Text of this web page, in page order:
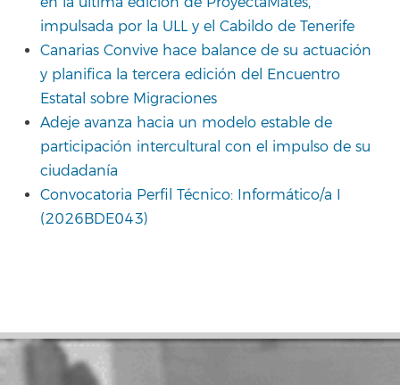
impulsada por la ULL y el Cabildo de Tenerife
Canarias Convive hace balance de su actuación
y planifica la tercera edición del Encuentro
Estatal sobre Migraciones
Adeje avanza hacia un modelo estable de
participación intercultural con el impulso de su
ciudadanía
Convocatoria Perfil Técnico: Informático/a I
(2026BDE043)